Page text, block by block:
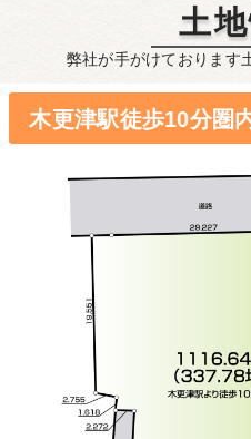
土
弊社が手がけております
木更津駅徒歩10分